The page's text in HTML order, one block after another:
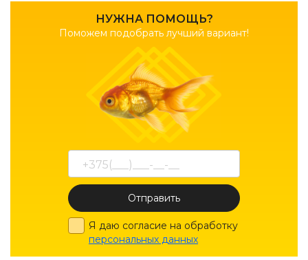
НУЖНА ПОМОЩЬ?
Поможем подобрать лучший вариант!
Отправить
Я даю согласие на обработку
персональных данных